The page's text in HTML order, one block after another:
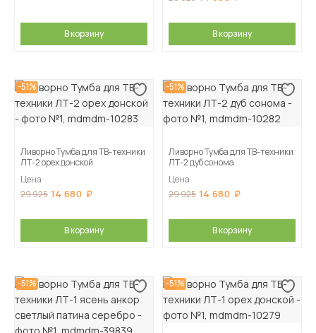
В корзину В корзину
-51%
Ливорно Тумба для ТВ-техники
ЛТ-2 орех донской
Цена
29 925 14 680
В корзину
-51%
Ливорно Тумба для ТВ-техники
ЛТ-2 дуб сонома
Цена
29 925 14 680
В корзину
-51% -51%